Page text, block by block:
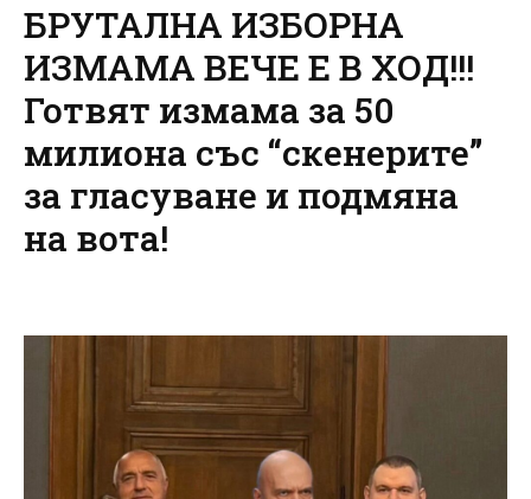
БРУТАЛНА ИЗБОРНА
ИЗМАМА ВЕЧЕ Е В ХОД!!!
Готвят измама за 50
милиона със “скенерите”
за гласуване и подмяна
на вота!